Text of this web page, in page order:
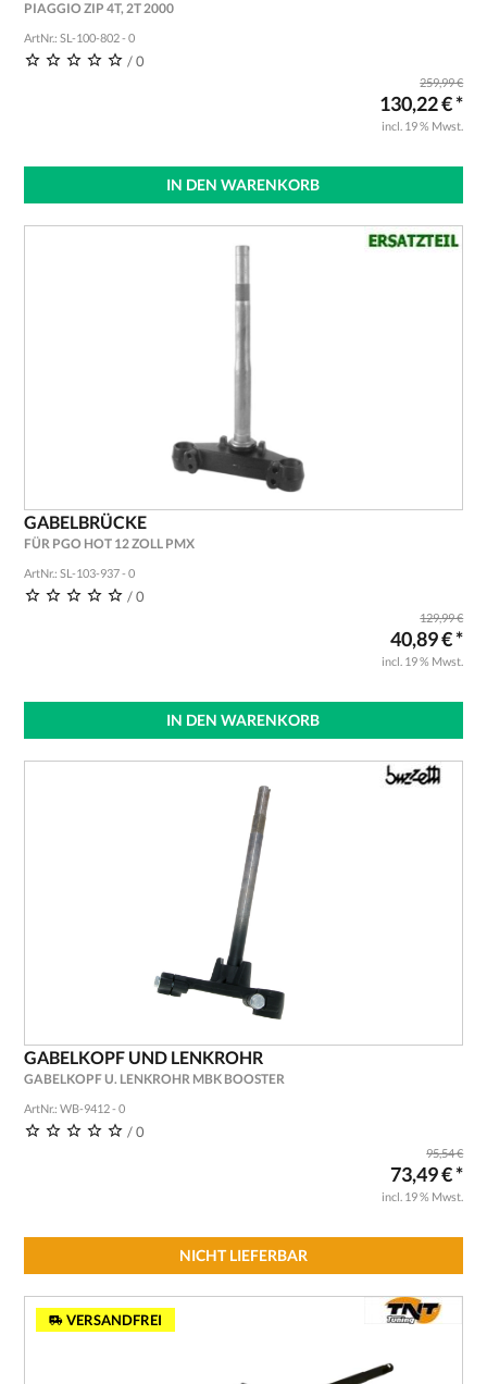
PIAGGIO ZIP 4T, 2T 2000
ArtNr.: SL-100-802 - 0
/ 0
259,99 €
130,22 € *
incl. 19 % Mwst.
IN DEN WARENKORB
GABELBRÜCKE
FÜR PGO HOT 12 ZOLL PMX
ArtNr.: SL-103-937 - 0
/ 0
129,99 €
40,89 € *
incl. 19 % Mwst.
IN DEN WARENKORB
GABELKOPF UND LENKROHR
GABELKOPF U. LENKROHR MBK BOOSTER
ArtNr.: WB-9412 - 0
/ 0
95,54 €
73,49 € *
incl. 19 % Mwst.
NICHT LIEFERBAR
VERSANDFREI